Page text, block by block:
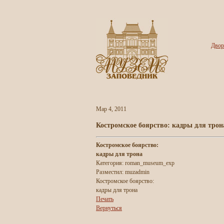
Мар 4, 2011
Костромское боярство: кадры для
Костромское боярство:
кадры для трона
Категория: roman_museum_exp
Разместил: muzadmin
Костромское боярство:
кадры для трона
Печать
Вернуться